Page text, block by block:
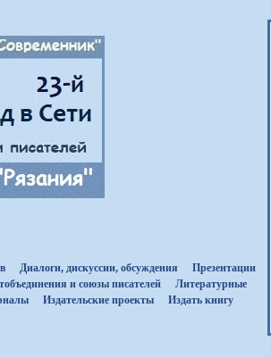
Диалоги, дискуссии, обсуждения
Презентации
и союзы писателей
Литературные
Издательские проекты Издать книгу